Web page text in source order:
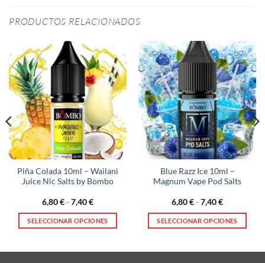
PRODUCTOS RELACIONADOS
Piña Colada 10ml – Wailani
Juice Nic Salts by Bombo
6,80€-7,40€Rango
precios:
desde
SELECCIONAR OPCIONES
Blue Razz Ice 10ml –
Magnum Vape Pod Salts
6,80€-7,40€Rango
precios:
desde
SELECCIONAR OPCIONES